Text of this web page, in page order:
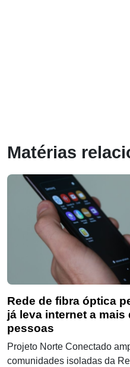
Matérias
Rede de fibra óptica
já leva internet a mais
pessoas
Projeto Norte Conectado
comunidades isoladas da